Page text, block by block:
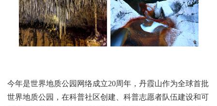
今年是世界地质公园网络成立20周年，丹霞山作为全球首批
世界地质公园，在科普社区创建、科普志愿者队伍建设和可